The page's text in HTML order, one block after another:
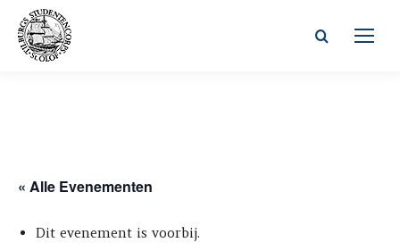
Zoeken:
« Alle Evenementen
Dit evenement is voorbij.